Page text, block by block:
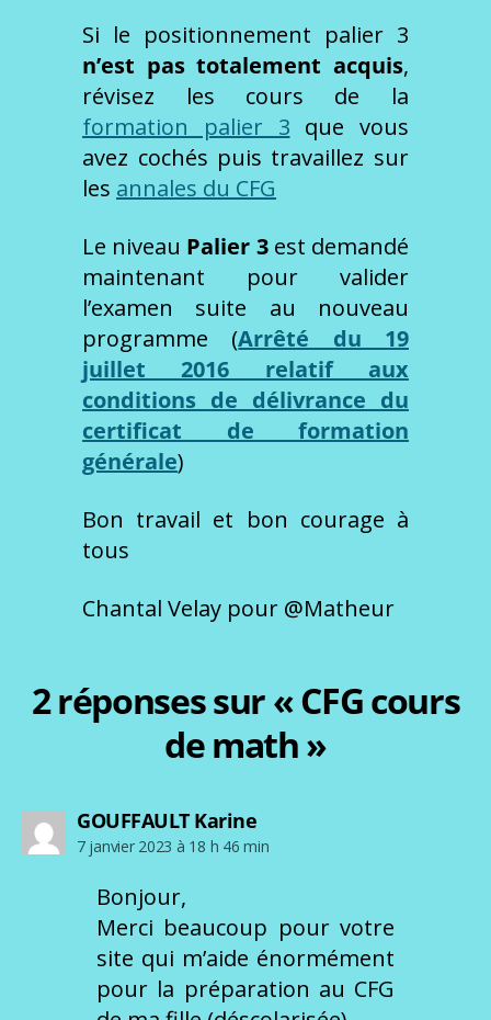
Si le positionnement palier 3
n’est pas totalement acquis,
révisez les cours de la
formation palier 3 que vous
avez cochés puis travaillez sur
les annales du CFG
Le niveau Palier 3 est demandé
maintenant pour valider
l’examen suite au nouveau
programme (Arrêté du 19
juillet 2016 relatif aux
conditions de délivrance du
certificat de formation
générale)
Bon travail et bon courage à
tous
Chantal Velay pour @Matheur
2 réponses sur « CFG cours
de math »
GOUFFAULT Karinedit :
7 janvier 2023 à 18 h 46 min
Bonjour,
Merci beaucoup pour votre
site qui m’aide énormément
pour la préparation au CFG